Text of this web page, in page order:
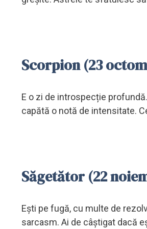
Scorpion (23
E o zi de introspecție
capătă o notă de intensitate.
Săgetător (22
Ești pe fugă, cu multe de
sarcasm. Ai de câștigat dacă